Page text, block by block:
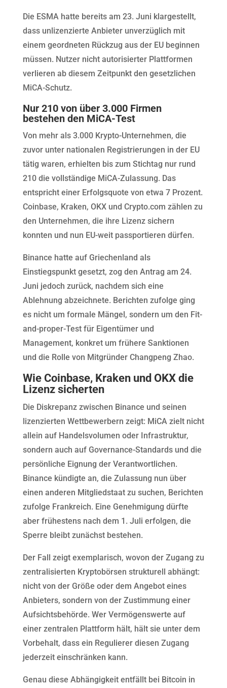
Die ESMA hatte bereits am 23. Juni klargestellt,
dass unlizenzierte Anbieter unverzüglich mit
einem geordneten Rückzug aus der EU beginnen
müssen. Nutzer nicht autorisierter Plattformen
verlieren ab diesem Zeitpunkt den gesetzlichen
MiCA-Schutz.
Nur 210 von über 3.000 Firmen
bestehen den MiCA-Test
Von mehr als 3.000 Krypto-Unternehmen, die
zuvor unter nationalen Registrierungen in der EU
tätig waren, erhielten bis zum Stichtag nur rund
210 die vollständige MiCA-Zulassung. Das
entspricht einer Erfolgsquote von etwa 7 Prozent.
Coinbase, Kraken, OKX und Crypto.com zählen zu
den Unternehmen, die ihre Lizenz sichern
konnten und nun EU-weit passportieren dürfen.
Binance hatte auf Griechenland als
Einstiegspunkt gesetzt, zog den Antrag am 24.
Juni jedoch zurück, nachdem sich eine
Ablehnung abzeichnete. Berichten zufolge ging
es nicht um formale Mängel, sondern um den Fit-
and-proper-Test für Eigentümer und
Management, konkret um frühere Sanktionen
und die Rolle von Mitgründer Changpeng Zhao.
Wie Coinbase, Kraken und OKX die
Lizenz sicherten
Die Diskrepanz zwischen Binance und seinen
lizenzierten Wettbewerbern zeigt: MiCA zielt nicht
allein auf Handelsvolumen oder Infrastruktur,
sondern auch auf Governance-Standards und die
persönliche Eignung der Verantwortlichen.
Binance kündigte an, die Zulassung nun über
einen anderen Mitgliedstaat zu suchen, Berichten
zufolge Frankreich. Eine Genehmigung dürfte
aber frühestens nach dem 1. Juli erfolgen, die
Sperre bleibt zunächst bestehen.
Der Fall zeigt exemplarisch, wovon der Zugang zu
zentralisierten Kryptobörsen strukturell abhängt:
nicht von der Größe oder dem Angebot eines
Anbieters, sondern von der Zustimmung einer
Aufsichtsbehörde. Wer Vermögenswerte auf
einer zentralen Plattform hält, hält sie unter dem
Vorbehalt, dass ein Regulierer diesen Zugang
jederzeit einschränken kann.
Genau diese Abhängigkeit entfällt bei Bitcoin in